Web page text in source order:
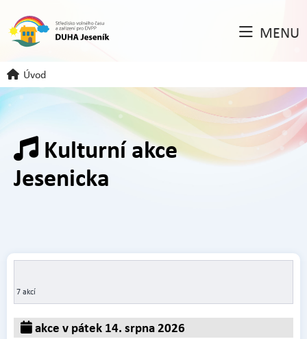
MENU
Úvod
Kulturní akce
Jesenicka
7 akcí
akce v pátek 14. srpna 2026